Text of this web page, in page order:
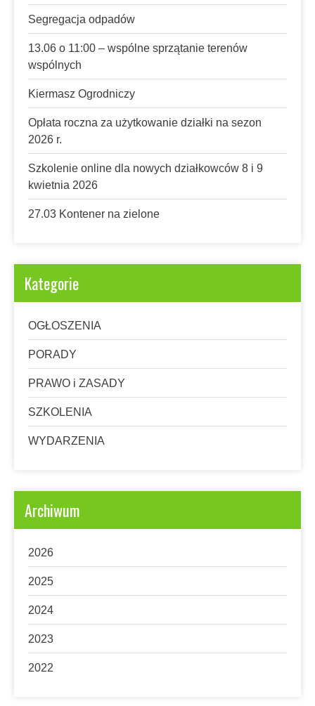
Segregacja odpadów
13.06 o 11:00 – wspólne sprzątanie terenów
wspólnych
Kiermasz Ogrodniczy
Opłata roczna za użytkowanie działki na sezon
2026 r.
Szkolenie online dla nowych działkowców 8 i 9
kwietnia 2026
27.03 Kontener na zielone
Kategorie
OGŁOSZENIA
PORADY
PRAWO i ZASADY
SZKOLENIA
WYDARZENIA
Archiwum
2026
2025
2024
2023
2022